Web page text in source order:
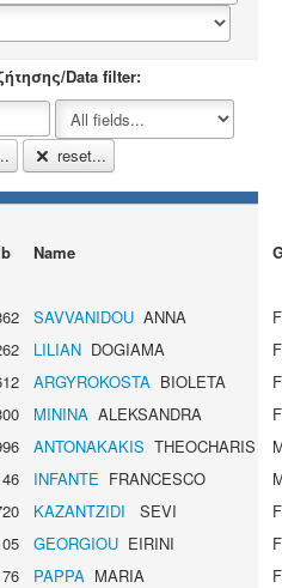
Data filter:
reset...
Name
SAVVANIDOU ANNA
LILIAN DOGIAMA
ARGYROKOSTA BIOLETA
MININA ALEKSANDRA
ANTONAKAKIS THEOCHARIS
INFANTE FRANCESCO
KAZANTZIDI SEVI
GEORGIOU EIRINI
PAPPA MARIA